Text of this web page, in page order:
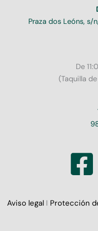
Praza dos Leóns, s/
De
(Taquilla
Aviso legal I Protección